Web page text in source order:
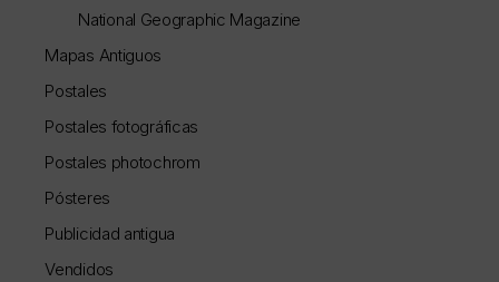
National Geographic Magazine
Mapas Antiguos
Postales
Postales fotográficas
Postales photochrom
Pósteres
Publicidad antigua
Vendidos